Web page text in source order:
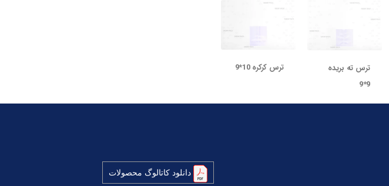
ترس ته بریده
9*9
ترس کرکره 10*9
دانلود کاتالوگ محصولات